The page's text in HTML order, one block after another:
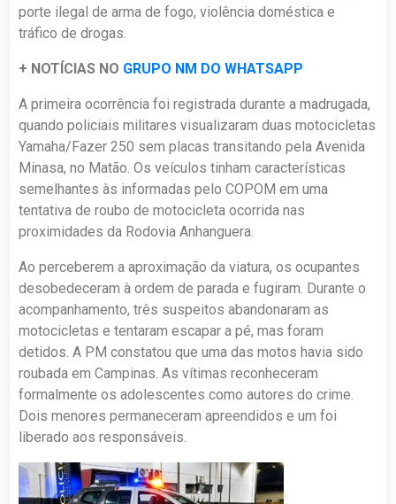
porte ilegal de arma de fogo, violência doméstica e
tráfico de drogas.
+ NOTÍCIAS NO GRUPO NM DO WHATSAPP
A primeira ocorrência foi registrada durante a madrugada,
quando policiais militares visualizaram duas motocicletas
Yamaha/Fazer 250 sem placas transitando pela Avenida
Minasa, no Matão. Os veículos tinham características
semelhantes às informadas pelo COPOM em uma
tentativa de roubo de motocicleta ocorrida nas
proximidades da Rodovia Anhanguera.
Ao perceberem a aproximação da viatura, os ocupantes
desobedeceram à ordem de parada e fugiram. Durante o
acompanhamento, três suspeitos abandonaram as
motocicletas e tentaram escapar a pé, mas foram
detidos. A PM constatou que uma das motos havia sido
roubada em Campinas. As vítimas reconheceram
formalmente os adolescentes como autores do crime.
Dois menores permaneceram apreendidos e um foi
liberado aos responsáveis.